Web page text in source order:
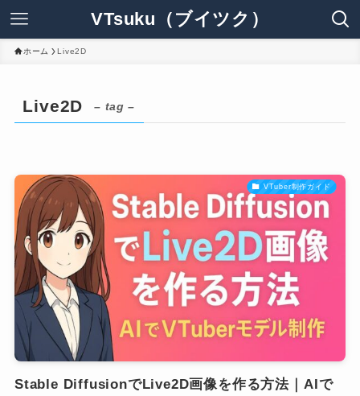
VTsuku（ブイツク）
ホーム Live2D
Live2D – tag –
VTuber制作ガイド
Stable DiffusionでLive2D画像を作る方法｜AIで